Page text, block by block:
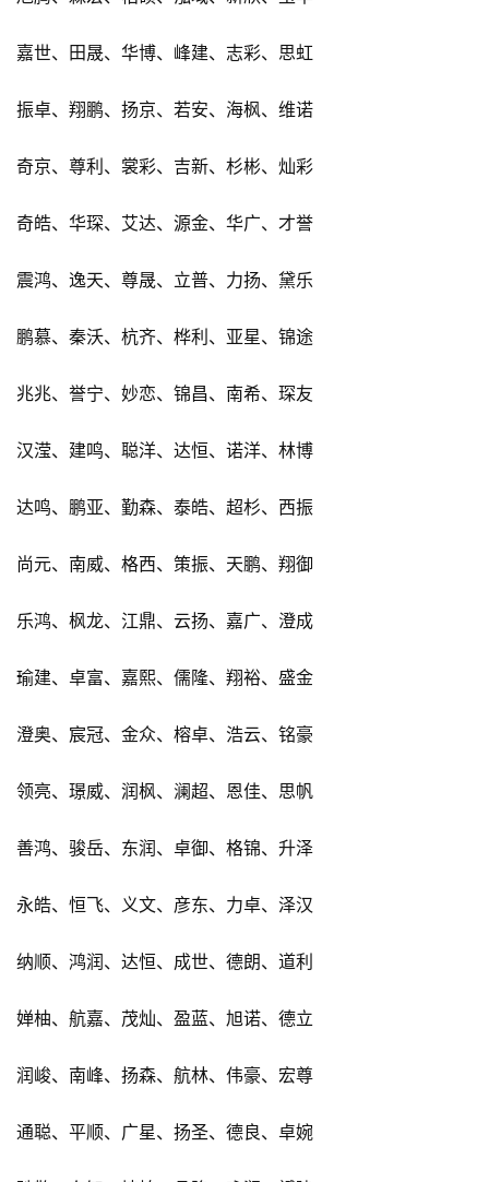
嘉世、田晟、华博、峰建、志彩、思虹
振卓、翔鹏、扬京、若安、海枫、维诺
奇京、尊利、裳彩、吉新、杉彬、灿彩
奇皓、华琛、艾达、源金、华广、才誉
震鸿、逸天、尊晟、立普、力扬、黛乐
鹏慕、秦沃、杭齐、桦利、亚星、锦途
兆兆、誉宁、妙恋、锦昌、南希、琛友
汉滢、建鸣、聪洋、达恒、诺洋、林博
达鸣、鹏亚、勤森、泰皓、超杉、西振
尚元、南威、格西、策振、天鹏、翔御
乐鸿、枫龙、江鼎、云扬、嘉广、澄成
瑜建、卓富、嘉熙、儒隆、翔裕、盛金
澄奥、宸冠、金众、榕卓、浩云、铭豪
领亮、璟威、润枫、澜超、恩佳、思帆
善鸿、骏岳、东润、卓御、格锦、升泽
永皓、恒飞、义文、彦东、力卓、泽汉
纳顺、鸿润、达恒、成世、德朗、道利
婵柚、航嘉、茂灿、盈蓝、旭诺、德立
润峻、南峰、扬森、航林、伟豪、宏尊
通聪、平顺、广星、扬圣、德良、卓婉